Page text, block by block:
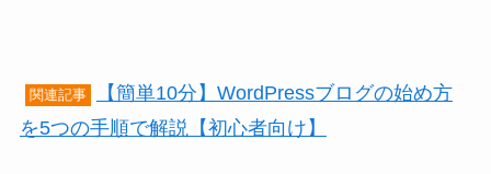
関連記事
【簡単10分】WordPressブログの始め方
を5つの手順で解説【初心者向け】